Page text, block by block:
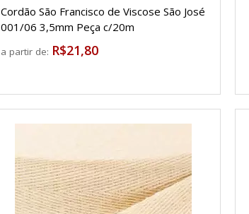
Cordão São Francisco de Viscose São José
001/06 3,5mm Peça c/20m
a partir de: R$21,80